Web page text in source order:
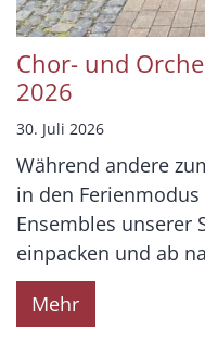
Chor- und
2026
30. Juli 2026
Während andere
in den
Ensembles unserer
einpacken und ab
Mehr